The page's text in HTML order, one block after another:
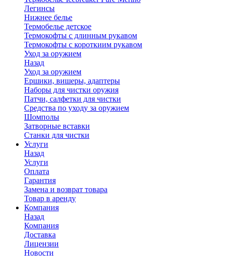
Легинсы
Нижнее белье
Термобелье детское
Термокофты с длинным рукавом
Термокофты с короткиим рукавом
Уход за оружием
Назад
Уход за оружием
Ершики, вишеры, адаптеры
Наборы для чистки оружия
Патчи, салфетки для чистки
Средства по уходу за оружием
Шомполы
Затворные вставки
Станки для чистки
Услуги
Назад
Услуги
Оплата
Гарантия
Замена и возврат товара
Товар в аренду
Компания
Назад
Компания
Доставка
Лицензии
Новости